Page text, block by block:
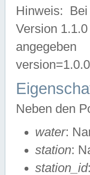
Hinweis:
Version
angegeben
version=1.0.0
Neben den
water:
station:
station_id